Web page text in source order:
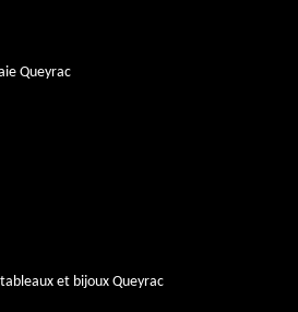
Queyrac
et bijoux Queyrac